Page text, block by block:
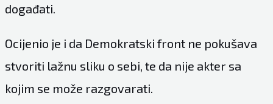
događati.
Ocijenio je i da Demokratski front ne pokušava
stvoriti lažnu sliku o sebi, te da nije akter sa
kojim se može razgovarati.